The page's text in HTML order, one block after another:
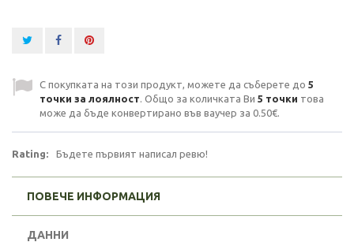
С покупката на този продукт, можете да съберете до 5
точки за лоялност. Общо за количката Ви 5 точки това
може да бъде конвертирано във ваучер за 0.50€.
Rating: Бъдете първият написал ревю!
ПОВЕЧЕ ИНФОРМАЦИЯ
ДАННИ